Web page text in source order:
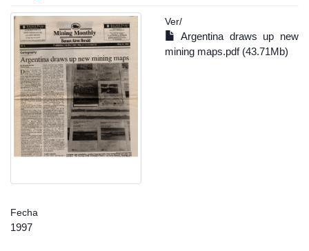
Ver/
Argentina draws up new
mining maps.pdf (43.71Mb)
Fecha
1997